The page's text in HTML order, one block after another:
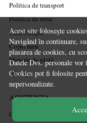
Acest site folosește
Navigând în continuare,
plasarea de cookies, cu
Datele Dvs. personale vor
Cookies pot fi folosite
nepersonalizate.
Politica de transport
Politica de retur
Cum cumpăr
Coșul meu
Metode de plată
Garanție
ASISTENTA
Contactează-ne